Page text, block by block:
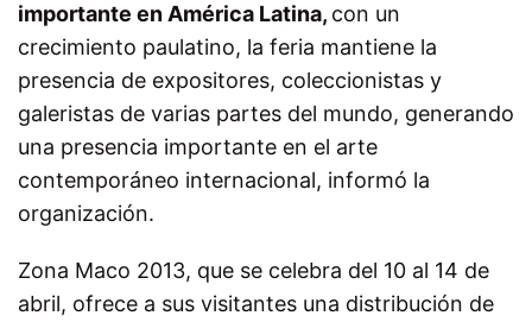
importante en América Latina, con un
crecimiento paulatino, la feria mantiene la
presencia de expositores, coleccionistas y
galeristas de varias partes del mundo, generando
una presencia importante en el arte
contemporáneo internacional, informó la
organización.
Zona Maco 2013, que se celebra del 10 al 14 de
abril, ofrece a sus visitantes una distribución de